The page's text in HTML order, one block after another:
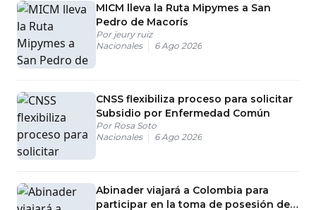
MICM lleva la Ruta Mipymes a San
Pedro de Macorís
Por jeury ruiz
Nacionales
6 Ago 2026
CNSS flexibiliza proceso para solicitar
Subsidio por Enfermedad Común
Por Rosa Soto
Nacionales
6 Ago 2026
Abinader viajará a Colombia para
participar en la toma de posesión de